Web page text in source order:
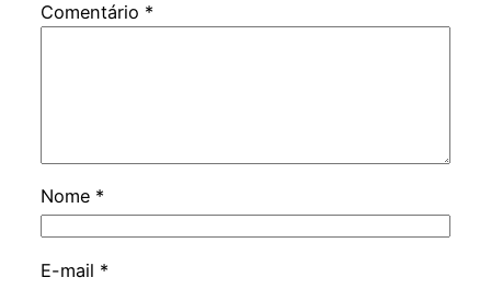
Comentário *
Nome *
E-mail *